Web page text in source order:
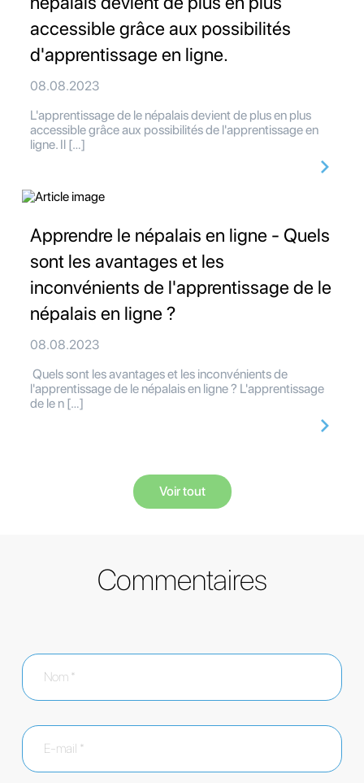
accessible grâce aux possibilités
d'apprentissage en ligne.
08.08.2023
L'apprentissage de le népalais devient de plus en plus
accessible grâce aux possibilités de l'apprentissage en
ligne. Il […]
Apprendre le népalais en ligne - Quels
sont les avantages et les
inconvénients de l'apprentissage de le
népalais en ligne ?
08.08.2023
Quels sont les avantages et les inconvénients de
l'apprentissage de le népalais en ligne ? L'apprentissage
de le n […]
Voir tout
Commentaires